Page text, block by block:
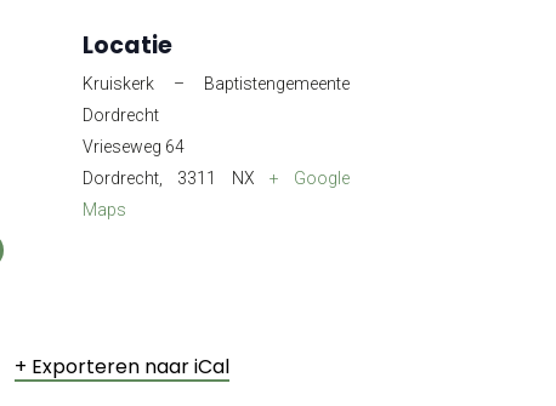
+ Exporteren naar iCal
Locatie
Kruiskerk – Baptistengemeente
Dordrecht
Vrieseweg 64
Dordrecht
3311 NX
+ Google
Maps